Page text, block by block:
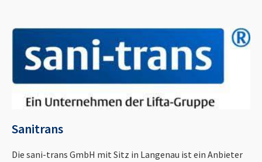
Sanitrans
Die sani-trans GmbH mit Sitz in Langenau ist ein Anbieter